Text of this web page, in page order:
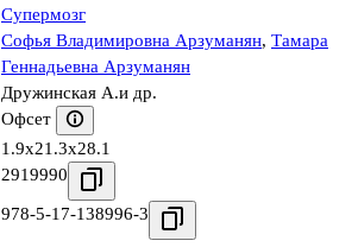
Супермозг
Софья Владимировна Арзуманян, Тамара
Геннадьевна Арзуманян
Дружинская А.и др.
Офсет
1.9x21.3x28.1
2919990
978-5-17-138996-3